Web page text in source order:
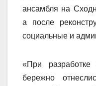
ансамбля на
а после
социальные и
«При
бережно